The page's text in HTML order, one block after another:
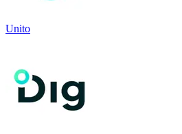
Unito